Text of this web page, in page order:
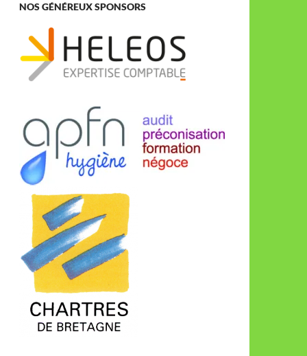
NOS GÉNÉREUX SPONSORS